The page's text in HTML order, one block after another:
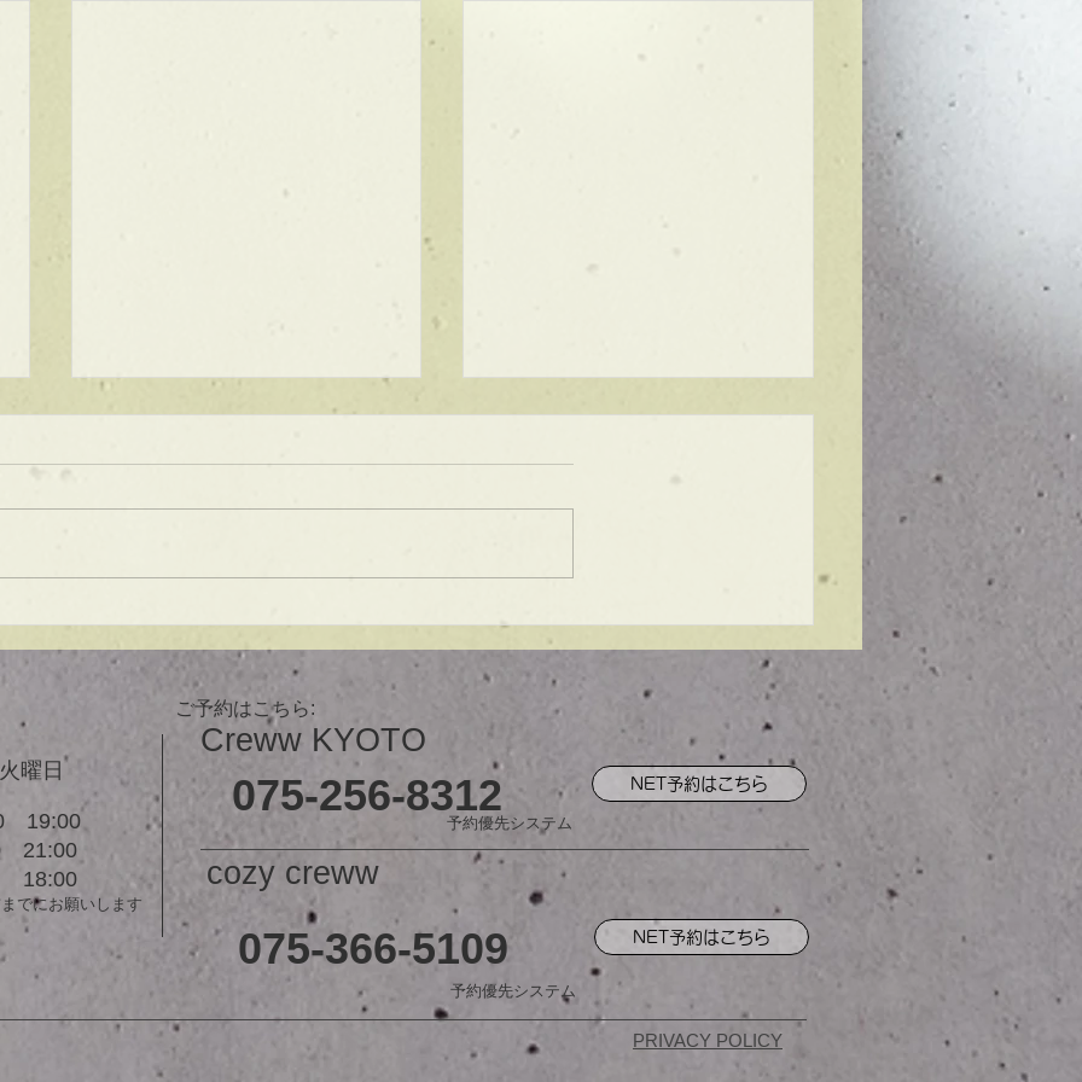
★ラインボブ【ぱつっとボ
で貴方だけのまとまるボブを提供
較的ご予約に空きがあります。
メニューが決まらない方はご相談
クーポンをご活用下さいませ。...
ュ！
ご予約はこちら:
曜日
19:00
21:00
18:00
でにお願いします
予約優先システム
Creww KYOTO
075-256-8312 NET予約はこちら
cozy creww
075-366-5109 NET予約はこちら
予約優先システム
PRIVACY POLICY